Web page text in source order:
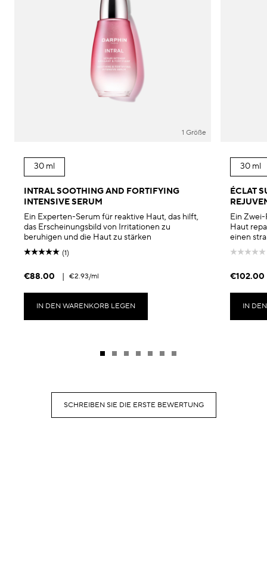
1 Größe
30 ml
INTRAL SOOTHING AND FORTIFYING
INTENSIVE SERUM
Ein Experten-Serum für reaktive Haut, das hilft,
das Erscheinungsbild von Irritationen zu
beruhigen und die Haut zu stärken
(1)
€88.00 | €2.93/ml
IN DEN WARENKORB LEGEN
30 ml
ÉCLAT
Ein
Haut
einen
€102.00
IN
SCHREIBEN SIE DIE ERSTE BEWERTUNG